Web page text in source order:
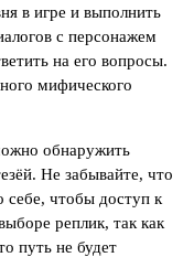
в игре и выполнить
с персонажем
на его вопросы.
мифического
обнаружить
Не забывайте, что
себе, чтобы доступ к
реплик, так как
путь не будет